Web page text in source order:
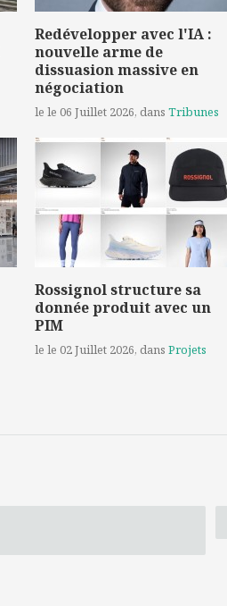
Redévelopper avec l'IA :
nouvelle arme de
dissuasion massive en
négociation
le le 06 Juillet 2026, dans Tribunes
Rossignol structure sa
donnée produit avec un
PIM
le le 02 Juillet 2026, dans Projets